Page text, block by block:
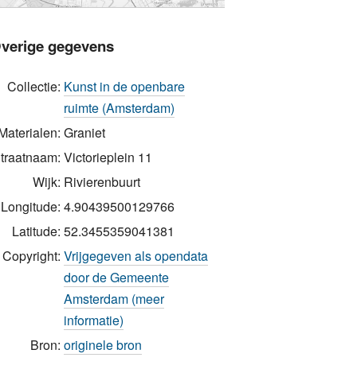
gegevens
Collectie: Kunst in de openbare
ruimte (Amsterdam)
Graniet
Victorieplein 11
Wijk: Rivierenbuurt
Longitude: 4.90439500129766
Latitude: 52.3455359041381
Copyright: Vrijgegeven als opendata
door de Gemeente
Amsterdam (meer
informatie)
Bron: originele bron